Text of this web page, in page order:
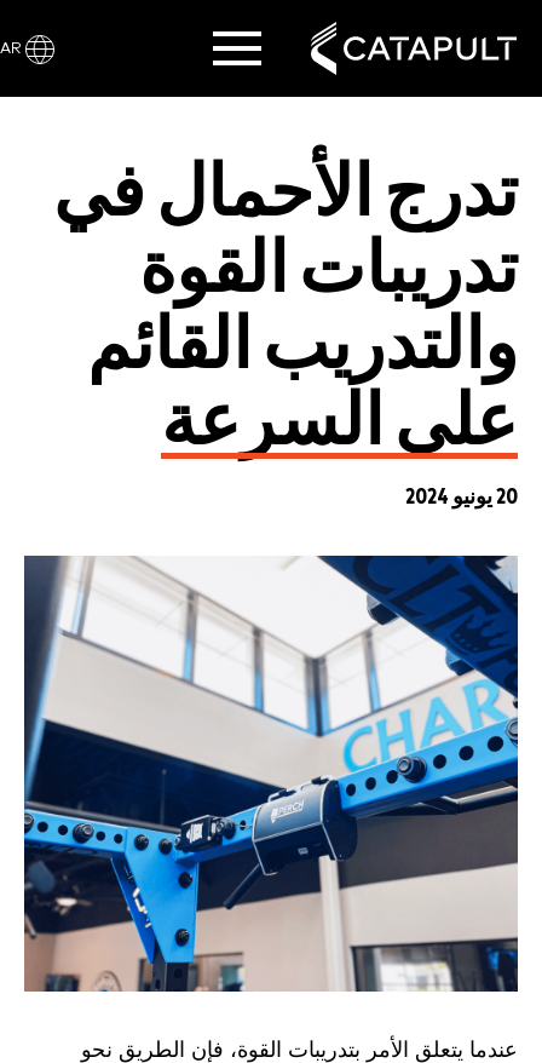
تدرج الأحمال في
تدريبات القوة
والتدريب القائم
على السرعة
20 يونيو 2024
عندما يتعلق الأمر بتدريبات القوة، فإن الطريق نحو